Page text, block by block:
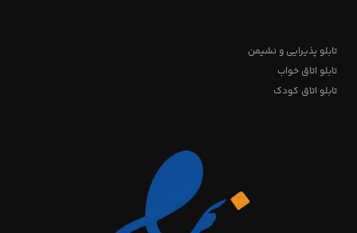
تابلو پذیرایی و نشیمن
تابلو اتاق خواب
تابلو اتاق کودک